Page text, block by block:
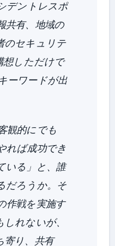
デントレスポ
共有、地域の
のセキュリテ
想しただけで
ーワードが出
観的にでも
れば成功でき
いる」と、誰
だろうか。そ
作戦を実施す
れないが、
寄り、共有